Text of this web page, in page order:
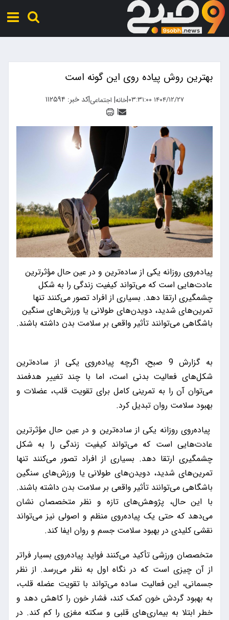
بهترین روش پیاده روی این گونه است
۱۴۰۴/۱۲/۲۷ ۰۳:۳۱:۰۰ |خانه| اجتماعی|کد خبر: ۱۱۲۵۹۴
|
پیاده‌روی روزانه یکی از ساده‌ترین و در عین حال مؤثرترین
عادت‌هایی است که می‌تواند کیفیت زندگی را به شکل
چشمگیری ارتقا دهد. بسیاری از افراد تصور می‌کنند تنها
تمرین‌های شدید، دویدن‌های طولانی یا ورزش‌های سنگین
باشگاهی می‌توانند تأثیر واقعی بر سلامت بدن داشته باشند.
به گزارش 9 صبح، اگرچه پیاده‌روی یکی از ساده‌ترین
شکل‌های فعالیت بدنی است، اما با چند تغییر هدفمند
می‌توان آن را به تمرینی کامل برای تقویت قلب، عضلات و
بهبود سلامت روان تبدیل کرد.
پیاده‌روی روزانه یکی از ساده‌ترین و در عین حال مؤثرترین
عادت‌هایی است که می‌تواند کیفیت زندگی را به شکل
چشمگیری ارتقا دهد. بسیاری از افراد تصور می‌کنند تنها
تمرین‌های شدید، دویدن‌های طولانی یا ورزش‌های سنگین
باشگاهی می‌توانند تأثیر واقعی بر سلامت بدن داشته باشند.
با این حال، پژوهش‌های تازه و نظر متخصصان نشان
می‌دهد که حتی یک پیاده‌روی منظم و اصولی نیز می‌تواند
نقشی کلیدی در بهبود سلامت جسم و روان ایفا کند.
متخصصان ورزشی تأکید می‌کنند فواید پیاده‌روی بسیار فراتر
از آن چیزی است که در نگاه اول به نظر می‌رسد. از نظر
جسمانی، این فعالیت ساده می‌تواند با تقویت عضله قلب،
به بهبود گردش خون کمک کند، فشار خون را کاهش دهد و
خطر ابتلا به بیماری‌های قلبی و سکته مغزی را کم کند. در